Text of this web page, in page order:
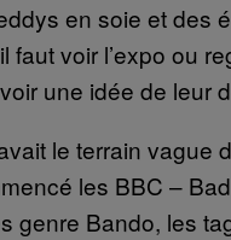
en soie et des
faut voir l’expo ou
une idée de leur
le terrain vague
les BBC –
genre Bando, les